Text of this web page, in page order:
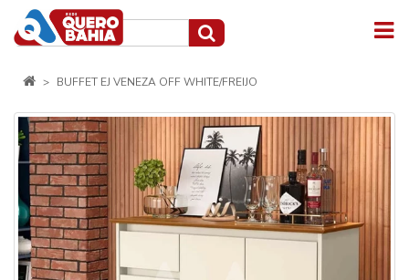
BUFFET EJ VENEZA OFF WHITE/FREIJO